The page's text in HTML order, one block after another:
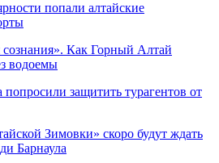
попали алтайские
сознания». Как Горный Алтай
водоемы
защитить турагентов от
Зимовки» скоро будут ждать
Барнаула